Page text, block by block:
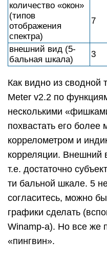
количество «окон»
(типов
отображения
спектра)
7
внешний вид (5-
бальная шкала)
3
Как видно из сводной
Meter v2.2 по
несколькими
похвастать его
коррелометром и
корреляции. Внешний
т.е. достаточно
ти бальной шкале. 5
согласитесь, можно
графики сделать
Winamp-а). Но все же
«пингвин».